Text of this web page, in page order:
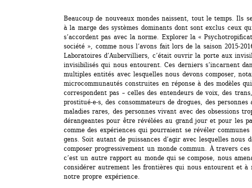
Beaucoup de nouveaux mondes naissent, tout le temps. Ils
à la marge des systèmes dominants dont sont exclus ceux
s’accordent pas avec la norme. Explorer la «
société », comme nous l’avons fait lors de la saison 2015-
Laboratoires d’Aubervilliers, c’était ouvrir la porte aux
invisibilisés qui nous entourent. Ces derniers s’incarnent
multiples entités avec lesquelles nous devons composer,
microcommunautés construites en réponse à des modèles
correspondent pas – celles des entendeurs de voix, des
prostitué-e-s, des consommateurs de drogues, des personnes
maladies rares, des personnes vivant avec des obsessions
dérangeantes pour être révélées au grand jour et pour les
comme des expériences qui pourraient se révéler communes
gens. Soit autant de puissances d’agir avec lesquelles nous
composer progressivement un monde commun. À travers
c’est un autre rapport au monde qui se compose, nous
considérer autrement les frontières qui nous entourent et à
notre propre expérience.